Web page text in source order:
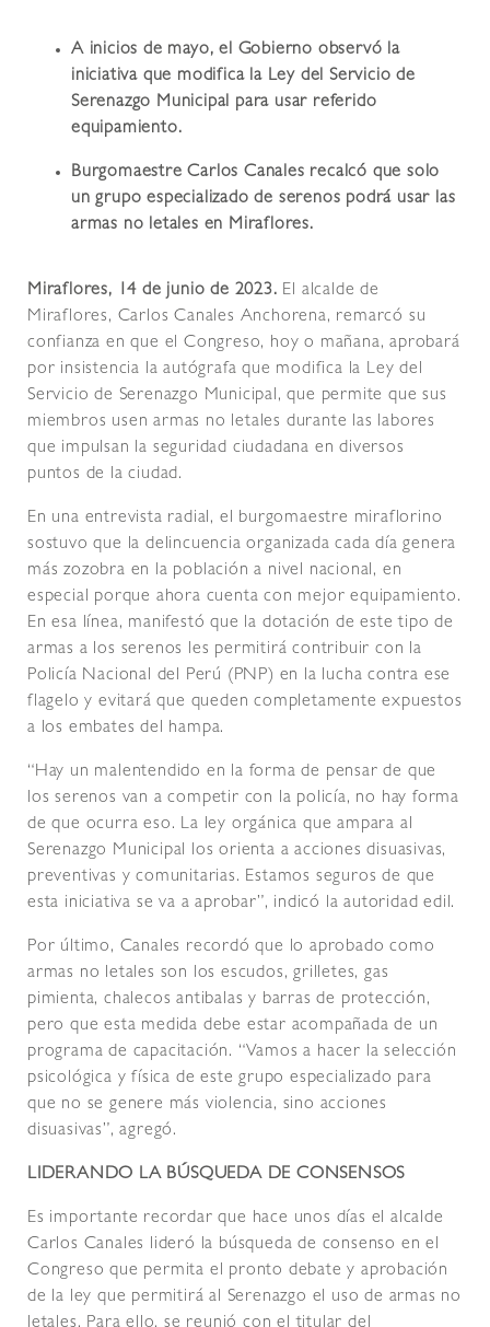
A inicios de mayo, el Gobierno observó la
iniciativa que modifica la Ley del Servicio de
Serenazgo Municipal para usar referido
equipamiento.
Burgomaestre Carlos Canales recalcó que solo
un grupo especializado de serenos podrá usar las
armas no letales en Miraflores.
Miraflores, 14 de junio de 2023. El alcalde de
Miraflores, Carlos Canales Anchorena, remarcó su
confianza en que el Congreso, hoy o mañana, aprobará
por insistencia la autógrafa que modifica la Ley del
Servicio de Serenazgo Municipal, que permite que sus
miembros usen armas no letales durante las labores
que impulsan la seguridad ciudadana en diversos
puntos de la ciudad.
En una entrevista radial, el burgomaestre miraflorino
sostuvo que la delincuencia organizada cada día genera
más zozobra en la población a nivel nacional, en
especial porque ahora cuenta con mejor equipamiento.
En esa línea, manifestó que la dotación de este tipo de
armas a los serenos les permitirá contribuir con la
Policía Nacional del Perú (PNP) en la lucha contra ese
flagelo y evitará que queden completamente expuestos
a los embates del hampa.
“Hay un malentendido en la forma de pensar de que
los serenos van a competir con la policía, no hay forma
de que ocurra eso. La ley orgánica que ampara al
Serenazgo Municipal los orienta a acciones disuasivas,
preventivas y comunitarias. Estamos seguros de que
esta iniciativa se va a aprobar”, indicó la autoridad edil.
Por último, Canales recordó que lo aprobado como
armas no letales son los escudos, grilletes, gas
pimienta, chalecos antibalas y barras de protección,
pero que esta medida debe estar acompañada de un
programa de capacitación. “Vamos a hacer la selección
psicológica y física de este grupo especializado para
que no se genere más violencia, sino acciones
disuasivas”, agregó.
LIDERANDO LA BÚSQUEDA DE CONSENSOS
Es importante recordar que hace unos días el alcalde
Carlos Canales lideró la búsqueda de consenso en el
Congreso que permita el pronto debate y aprobación
de la ley que permitirá al Serenazgo el uso de armas no